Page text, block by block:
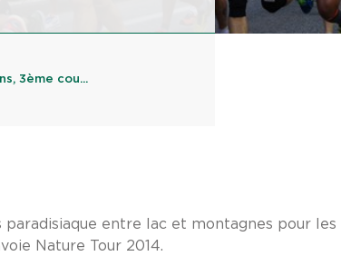
3ème cou...
entre lac et montagnes pour
Nature Tour 2014.